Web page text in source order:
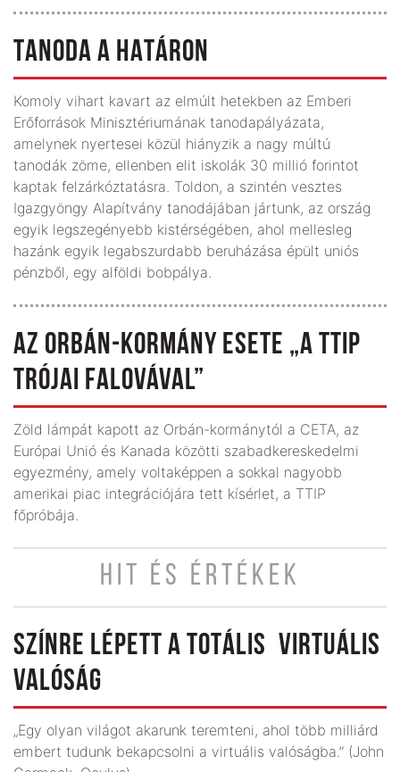
TANODA A HATÁRON
Komoly vihart kavart az elmúlt hetekben az Emberi
Erőforrások Minisztériumának tanodapályázata,
amelynek nyertesei közül hiányzik a nagy múltú
tanodák zöme, ellenben elit iskolák 30 millió forintot
kaptak felzárkóztatásra. Toldon, a szintén vesztes
Igazgyöngy Alapítvány tanodájában jártunk, az ország
egyik legszegényebb kistér­ségében, ahol mellesleg
hazánk egyik leg­abszurdabb beruházása épült uniós
pénzből, egy alföldi bobpálya.
AZ ORBÁN-KORMÁNY ESETE „A TTIP
TRÓJAI FALOVÁVAL”
Zöld lámpát kapott az Orbán-kormánytól a CETA, az
Európai Unió és Kanada közötti szabad­kereskedelmi
egyezmény, amely voltaképpen a sokkal nagyobb
amerikai piac integrációjára tett kísérlet, a TTIP
főpróbája.
HIT ÉS ÉRTÉKEK
SZÍNRE LÉPETT A TOTÁLIS VIRTUÁLIS
VALÓSÁG
„Egy olyan világot akarunk teremteni, ahol több milliárd
embert tudunk bekapcsolni a virtuális valóságba.” (John